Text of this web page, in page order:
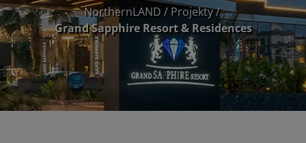
NorthernLAND / Projekty/
Grand Sapphire Resort & Residences